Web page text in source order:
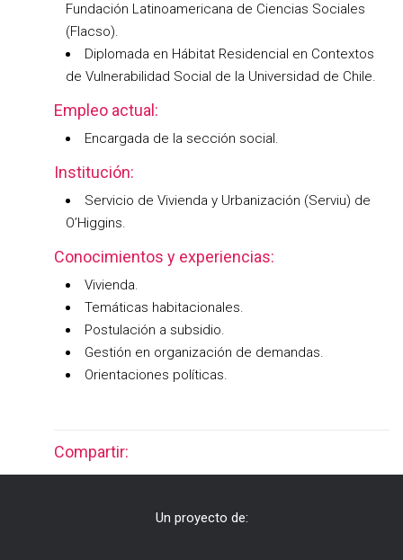
Fundación Latinoamericana de Ciencias Sociales
(Flacso).
Diplomada en Hábitat Residencial en Contextos
de Vulnerabilidad Social de la Universidad de Chile.
Empleo actual:
Encargada de la sección social.
Institución:
Servicio de Vivienda y Urbanización (Serviu) de
O’Higgins.
Conocimientos y experiencias:
Vivienda.
Temáticas habitacionales.
Postulación a subsidio.
Gestión en organización de demandas.
Orientaciones políticas.
Compartir:
Un proyecto de: